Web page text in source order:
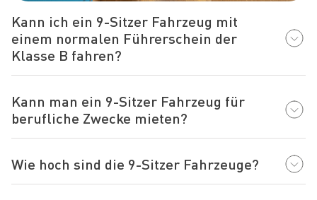
Kann ich ein 9-Sitzer Fahrzeug mit
einem normalen Führerschein der
Klasse B fahren?
Kann man ein 9-Sitzer Fahrzeug für
berufliche Zwecke mieten?
Wie hoch sind die 9-Sitzer Fahrzeuge?